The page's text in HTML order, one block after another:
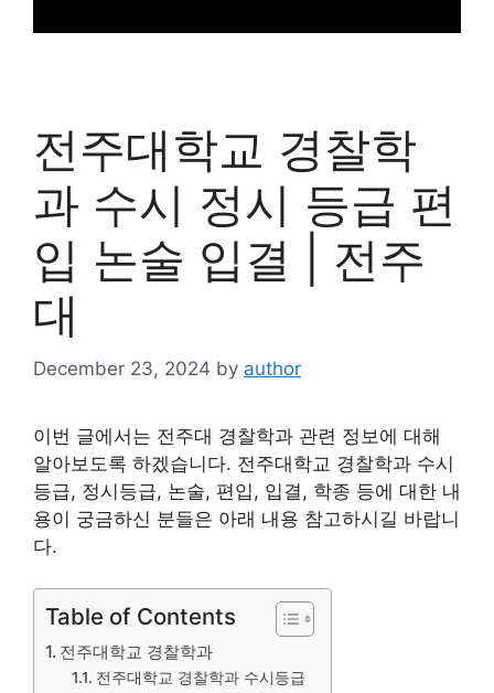
전주대학교 경찰학
과 수시 정시 등급 편
입 논술 입결 | 전주
대
December 23, 2024 by author
이번 글에서는 전주대 경찰학과 관련 정보에 대해
알아보도록 하겠습니다. 전주대학교 경찰학과 수시
등급, 정시등급, 논술, 편입, 입결, 학종 등에 대한 내
용이 궁금하신 분들은 아래 내용 참고하시길 바랍니
다.
Table of Contents
전주대학교 경찰학과
전주대학교 경찰학과 수시등급